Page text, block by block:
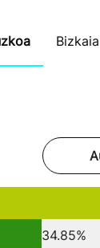
Bizkaia
34.85%